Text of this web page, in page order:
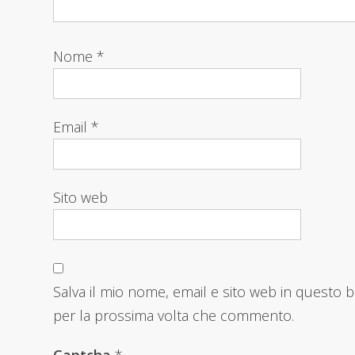
Nome*
Email*
Sito web
Salva il mio nome, email e sito web in questo
per la prossima volta che commento.